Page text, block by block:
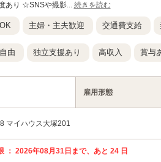
あり ☆SNSや撮影... 続きを読む
主婦・主夫歓迎 交通費支給
由 独立支援あり 高収入 賞与
雇用形態
マイハウス大塚201
： 2026年08月31日まで、あと 24 日